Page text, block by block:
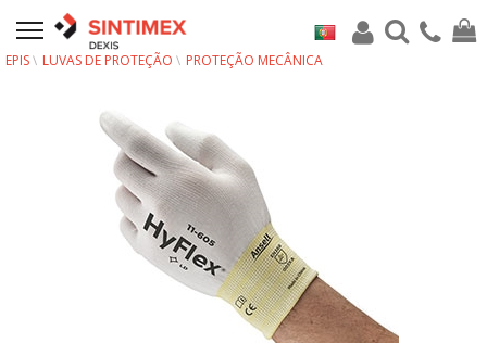
EPIS LUVAS DE PROTEÇÃO PROTEÇÃO MECÂNICA